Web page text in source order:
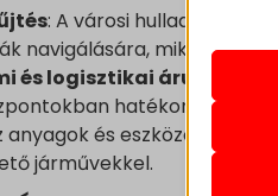
: A városi
navigálására, miközben
és logisztikai áruszállítás
hatékonyabbá
anyagok és eszközök
járművekkel.